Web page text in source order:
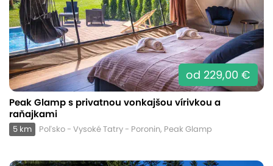
od 229,00 €
Peak Glamp s privatnou vonkajšou vírivkou a
raňajkami
5 km Poľsko - Vysoké Tatry - Poronin, Peak Glamp